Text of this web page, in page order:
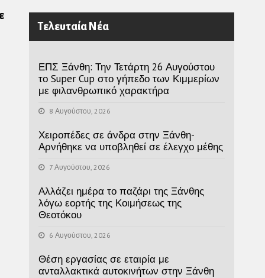
Τελευταία Νέα
ΕΠΣ Ξάνθη: Την Τετάρτη 26 Αυγούστου
το Super Cup στο γήπεδο των Κιμμερίων
με φιλανθρωπικό χαρακτήρα
8 Αυγούστου, 2026
Χειροπέδες σε άνδρα στην Ξάνθη-
Αρνήθηκε να υποβληθεί σε έλεγχο μέθης
7 Αυγούστου, 2026
Αλλάζει ημέρα το παζάρι της Ξάνθης
λόγω εορτής της Κοιμήσεως της
Θεοτόκου
6 Αυγούστου, 2026
Θέση εργασίας σε εταιρία με
ανταλλακτικά αυτοκινήτων στην Ξάνθη